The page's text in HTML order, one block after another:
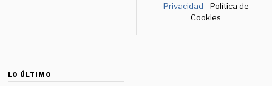
Privacidad - Política de
Cookies
LO ÚLTIMO